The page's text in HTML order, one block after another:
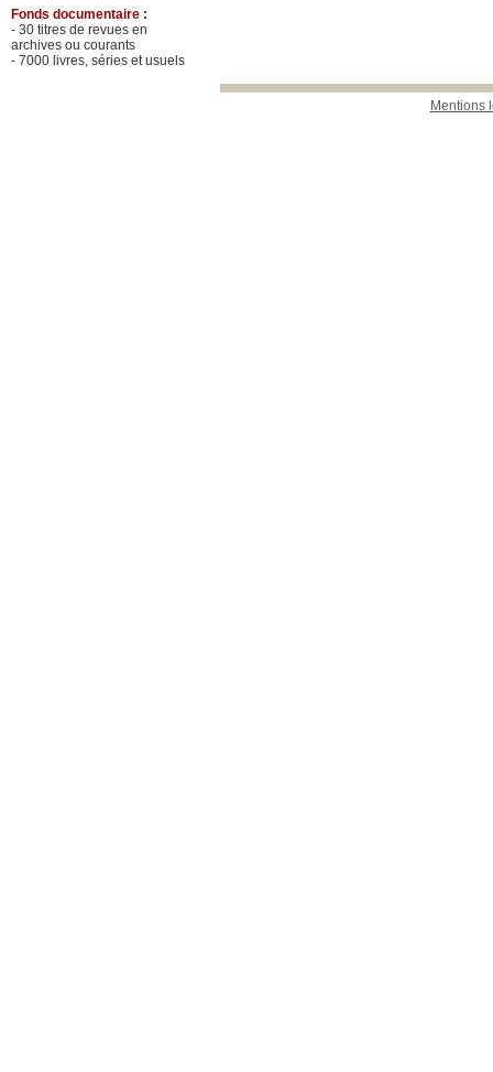
Mentions
Fonds documentaire :
- 30 titres de revues en
archives ou courants
- 7000 livres, séries et usuels